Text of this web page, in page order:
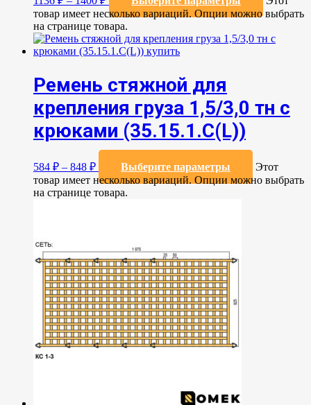
товар имеет несколько вариаций. Опции можно выбрать
на странице товара.
Ремень стяжной для
крепления груза 1,5/3,0 тн с
крюками (35.15.1.C(L))
584 ₽ – 848 ₽ Выберите параметры
Этот
товар имеет несколько вариаций. Опции можно выбрать
на странице товара.